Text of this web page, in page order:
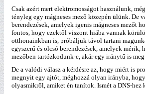
Csak azért mert elektromosságot használunk,
tényleg egy mágneses mező közepén ülünk. De
berendezések, amelyek igenis mágneses mezőt
fontos, hogy ezektől viszont hiába vannak
otthonainkban is, próbáljuk távol tartani
egyszerű és olcsó berendezések, amelyek mérik,
mezőben tartózkodunk-e, akár egy iránytű is
De a valódi válasz a kérdésre az, hogy miért is
megnyit egy ajtót, méghozzá olyan irányba,
olyasmikről, amiket én tanítok. Ismét a DNS-hez